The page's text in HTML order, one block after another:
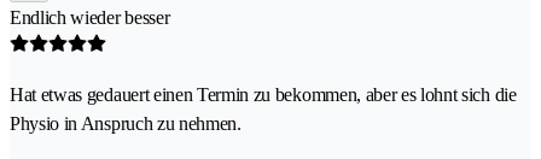
Endlich wieder besser
Hat etwas gedauert einen Termin zu bekommen, aber es lohnt sich die
Physio in Anspruch zu nehmen.